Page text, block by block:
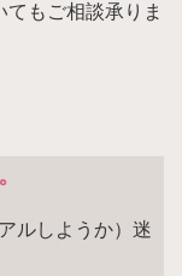
もご相談承りま
ルしようか）迷